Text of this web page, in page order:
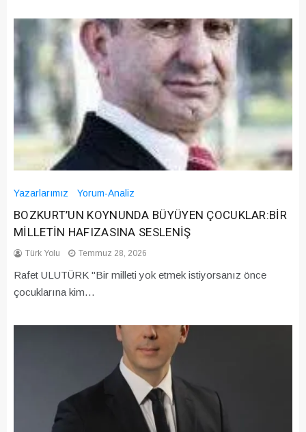
Yazarlarımız Yorum-Analiz
BOZKURT’UN KOYNUNDA BÜYÜYEN ÇOCUKLAR:BİR
MİLLETİN HAFIZASINA SESLENİŞ
Türk Yolu Temmuz 28, 2026
Rafet ULUTÜRK "Bir milleti yok etmek istiyorsanız önce
çocuklarına kim…